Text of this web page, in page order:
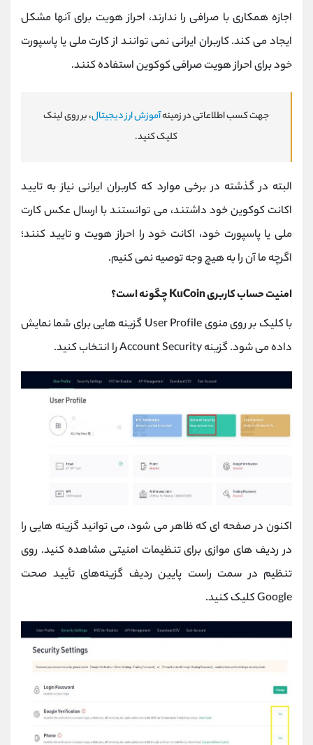
اجازه همکاری با صرافی را ندارند، احراز هویت برای آنها مشکل
ایجاد می کند. کاربران ایرانی نمی توانند از کارت ملی یا پاسپورت
خود برای احراز هویت صرافی کوکوین استفاده کنند.
جهت کسب اطلاعاتی در زمینهآموزش ارز دیجیتال، بر روی لینک
کلیک کنید.
البته در گذشته در برخی موارد که کاربران ایرانی نیاز به تایید
اکانت کوکوین خود داشتند، می توانستند با ارسال عکس کارت
ملی یا پاسپورت خود، اکانت خود را احراز هویت و تایید کنند؛
اگرچه ما آن را به هیچ وجه توصیه نمی کنیم.
امنیت حساب کاربری KuCoin چگونه است؟
با کلیک بر روی منوی User Profile گزینه هایی برای شما نمایش
داده می شود. گزینه Account Security را انتخاب کنید.
اکنون در صفحه ای که ظاهر می شود، می توانید گزینه هایی را
در ردیف های موازی برای تنظیمات امنیتی مشاهده کنید. روی
تنظیم در سمت راست پایین ردیف گزینه‌های تأیید صحت
Google کلیک کنید.